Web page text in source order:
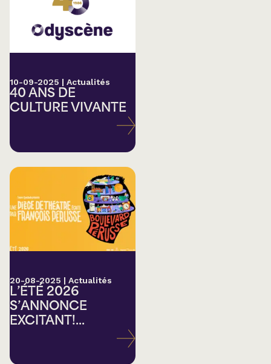
10-09-2025 | Actualités
40 ANS DE
CULTURE VIVANTE
20-08-2025 | Actualités
L’ÉTÉ 2026
S’ANNONCE
EXCITANT!...